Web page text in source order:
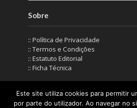
Sobre
:: Política de Privacidade
:: Termos e Condições
:: Estatuto Editorial
:: Ficha Técnica
© IN Corporate Magazine 2019-
Este site utiliza cookies para permitir
por parte do utilizador. Ao navegar no